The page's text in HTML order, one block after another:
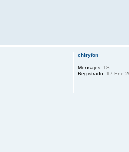
chiryfon
Mensajes: 18
Registrado: 17 Ene